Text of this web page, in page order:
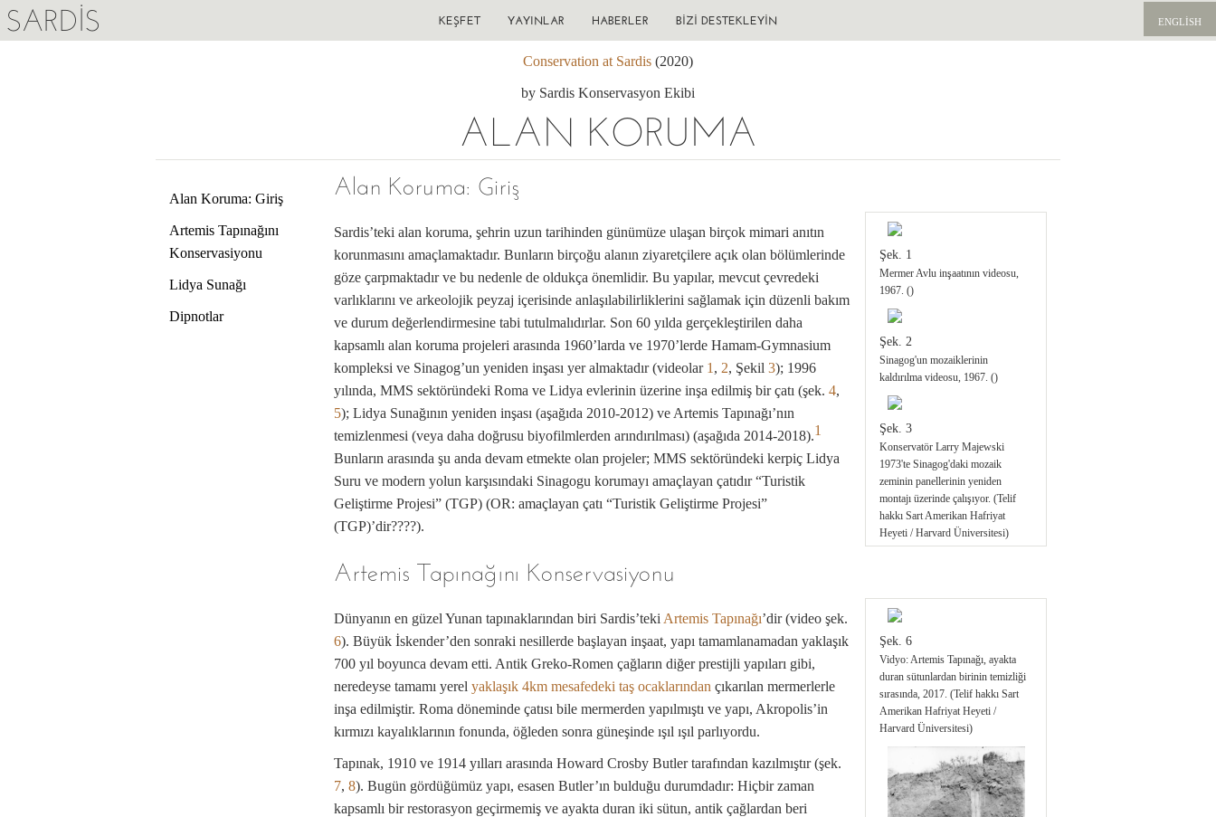
SARDIS ENGLISH
KEŞFET YAYINLAR HABERLER BIZI DESTEKLEYIN
Conservation at Sardis (2020)
by Sardis Konservasyon Ekibi
ALAN KORUMA
Alan Koruma: Giriş
Artemis Tapınağını
Konservasiyonu
Lidya Sunağı
Dipnotlar
Alan Koruma: Giriş
Sardis’teki alan koruma, şehrin uzun tarihinden günümüze ulaşan birçok mimari anıtın
korunmasını amaçlamaktadır. Bunların birçoğu alanın ziyaretçilere açık olan bölümlerinde
göze çarpmaktadır ve bu nedenle de oldukça önemlidir. Bu yapılar, mevcut çevredeki
varlıklarını ve arkeolojik peyzaj içerisinde anlaşılabilirliklerini sağlamak için düzenli bakım
ve durum değerlendirmesine tabi tutulmalıdırlar. Son 60 yılda gerçekleştirilen daha
kapsamlı alan koruma projeleri arasında 1960’larda ve 1970’lerde Hamam-Gymnasium
kompleksi ve Sinagog’un yeniden inşası yer almaktadır (videolar 1 , 2, Şekil 3); 1996
yılında, MMS sektöründeki Roma ve Lidya evlerinin üzerine inşa edilmiş bir çatı (şek. 4,
5); Lidya Sunağının yeniden inşası (aşağıda 2010-2012) ve Artemis Tapınağı’nın
temizlenmesi (veya daha doğrusu biyofilmlerden arındırılması) (aşağıda 2014-2018).1
Bunların arasında şu anda devam etmekte olan projeler; MMS sektöründeki kerpiç Lidya
Suru ve modern yolun karşısındaki Sinagogu korumayı amaçlayan çatıdır “Turistik
Geliştirme Projesi” (TGP) (OR: amaçlayan çatı “Turistik Geliştirme Projesi”
(TGP)’dir????).
Şek. 1
Mermer Avlu inşaatının videosu,
1967. ()
Şek. 2
Sinagog'un mozaiklerinin
kaldırılma videosu, 1967. ()
Şek. 3
Konservatör Larry Majewski
1973'te Sinagog'daki mozaik
zeminin panellerinin yeniden
montajı üzerinde çalışıyor. (Telif
hakkı Sart Amerikan Hafriyat
Heyeti / Harvard Üniversitesi)
MMS sektöründeki Roma ve Lidya
evlerini koruyan yeni inşa edilmiş
polikarbonat ve çelik çatı (“Turistik
Geliştirme Projesi”). (Telif hakkı
Sart Amerikan Hafriyat Heyeti /
Harvard Üniversitesi)
2002 yılında yeni bir Roma
seviyesinin restorasyonundan
sonra, kerpiç duvarlı bir Lidya
evinin üzerini örten duvar boyalı
Artemis Tapınağını Konservasiyonu
Dünyanın en güzel Yunan tapınaklarından biri Sardis’teki Artemis Tapınağı’dir (video şek.
6). Büyük İskender’den sonraki nesillerde başlayan inşaat, yapı tamamlanamadan yaklaşık
700 yıl boyunca devam etti. Antik Greko-Romen çağların diğer prestijli yapıları gibi,
neredeyse tamamı yerel yaklaşık 4km mesafedeki taş ocaklarından çıkarılan mermerlerle
inşa edilmiştir. Roma döneminde çatısı bile mermerden yapılmıştı ve yapı, Akropolis’in
kırmızı kayalıklarının fonunda, öğleden sonra güneşinde ışıl ışıl parlıyordu.
Tapınak, 1910 ve 1914 yılları arasında Howard Crosby Butler tarafından kazılmıştır (şek.
7, 8). Bugün gördüğümüz yapı, esasen Butler’ın bulduğu durumdadır: Hiçbir zaman
kapsamlı bir restorasyon geçirmemiş ve ayakta duran iki sütun, antik çağlardan beri
Şek. 6
Vidyo: Artemis Tapınağı, ayakta
duran sütunlardan birinin temizliği
sırasında, 2017. (Telif hakkı Sart
Amerikan Hafriyat Heyeti /
Harvard Üniversitesi)